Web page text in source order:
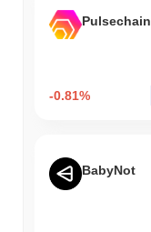
-0.81%
BabyNot